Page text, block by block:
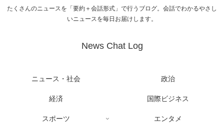
たくさんのニュースを「要約＋会話形式」で行うブログ。会話でわかるやさし
いニュースを毎日お届けします。
News Chat Log
ニュース・社会 政治
経済 国際ビジネス
スポーツ エンタメ